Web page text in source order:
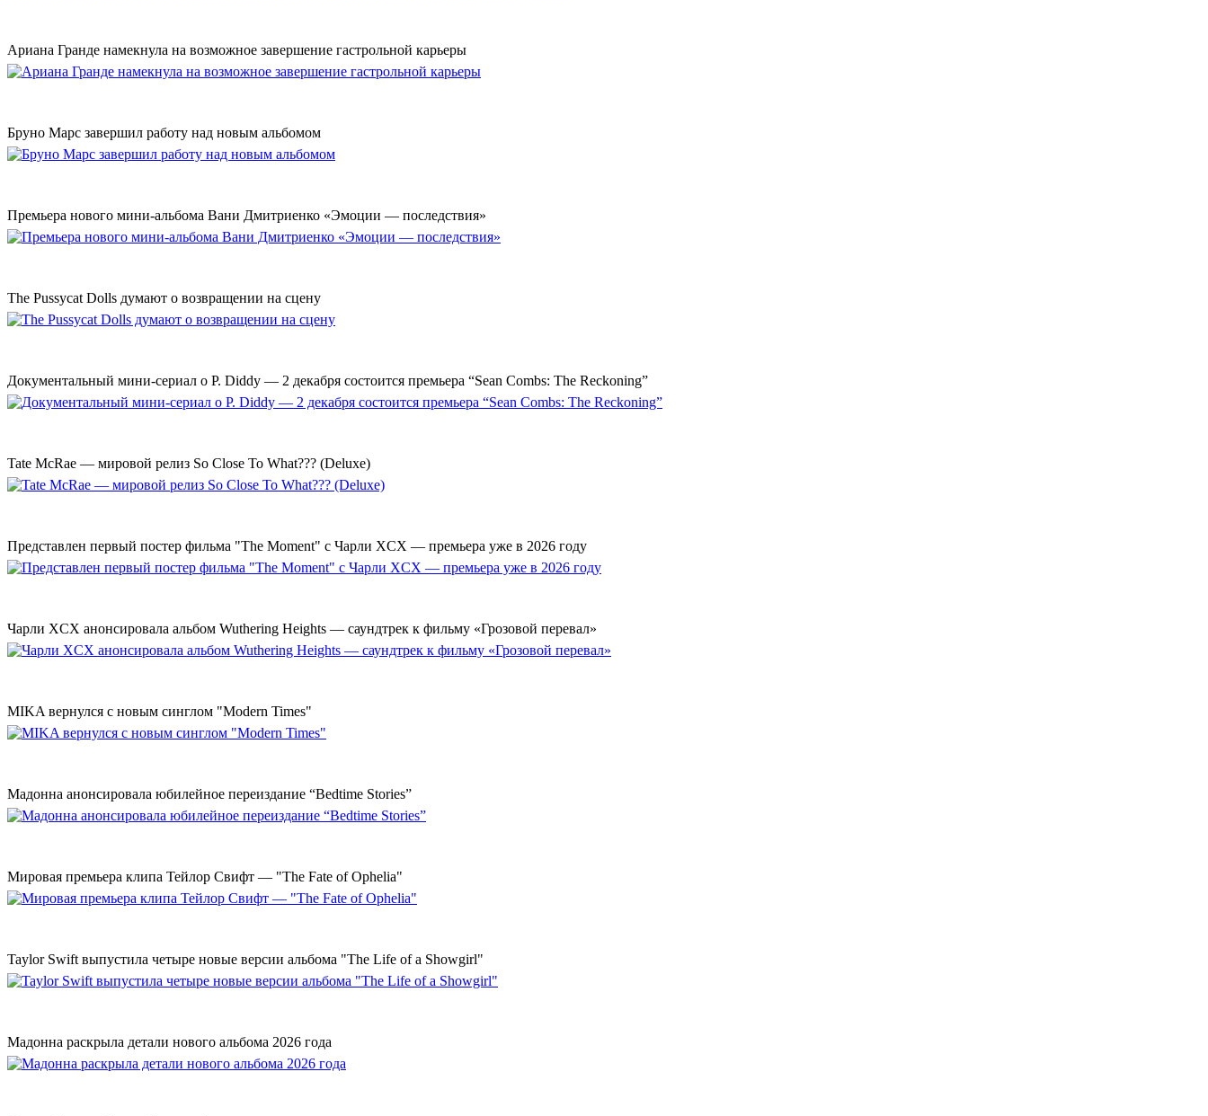
Ариана Гранде намекнула на возможное завершение гастрольной карьеры
Бруно Марс завершил работу над новым альбомом
Премьера нового мини-альбома Вани Дмитриенко «Эмоции — последствия»
The Pussycat Dolls думают о возвращении на сцену
Документальный мини-сериал о P. Diddy — 2 декабря состоится премьера “Sean Combs: The Reckoning”
Tate McRae — мировой релиз So Close To What??? (Deluxe)
Представлен первый постер фильма "The Moment" с Чарли XCX — премьера уже в 2026 году
Чарли XCX анонсировала альбом Wuthering Heights — саундтрек к фильму «Грозовой перевал»
MIKA вернулся с новым синглом "Modern Times"
Мадонна анонсировала юбилейное переиздание “Bedtime Stories”
Мировая премьера клипа Тейлор Свифт — "The Fate of Ophelia"
Taylor Swift выпустила четыре новые версии альбома "The Life of a Showgirl"
Мадонна раскрыла детали нового альбома 2026 года